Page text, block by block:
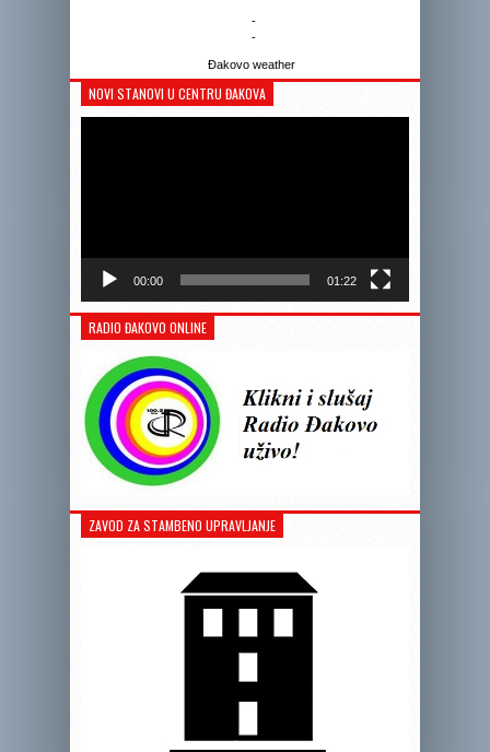
-
-
Đakovo weather
NOVI STANOVI U CENTRU ĐAKOVA
00:00 01:22
RADIO ĐAKOVO ONLINE
ZAVOD ZA STAMBENO UPRAVLJANJE